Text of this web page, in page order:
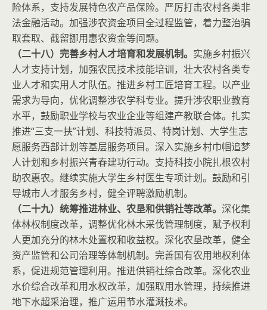
险体系，支持发展特色农产品保险。严厉打击农村各类非
法金融活动。加强涉农资金项目全过程监管，着力整治骗
取套取、截留挪用惠农资金等问题。
（二十八）完善乡村人才培育和发展机制。 实施乡村振兴
人才支持计划，加强农民技术技能培训，壮大农村各类专
业人才和实用人才队伍。推进乡村工匠培育工程。以产业
需求为导向，优化调整涉农学科专业。提升涉农职业教育
水平，鼓励职业学校与农业企业等组建产教联合体。扎实
推进“三支一扶”计划、科技特派员、特岗计划、大学生志
愿服务西部计划等基层服务项目。深入实施乡村巾帼追梦
人计划和乡村振兴青春建功行动。支持科技小院扎根农村
助农惠农。继续实施大学生乡村医生专项计划。鼓励和引
导城市人才服务乡村，健全评聘激励机制。
（二十九）统筹推进林业、农垦和供销社等改革。 深化集
体林权制度改革，调整优化林木采伐管理制度，赋予权利
人更加充分的林木处置权和收益权。深化农垦改革，健全
资产监管和公司治理等体制机制。完善国有农用地权利体
系，促进规范管理利用。推进供销社综合改革。深化农业
水价综合改革和用水权改革，加强取用水管理，持续推进
地下水超采治理，推广运用节水灌溉技术。